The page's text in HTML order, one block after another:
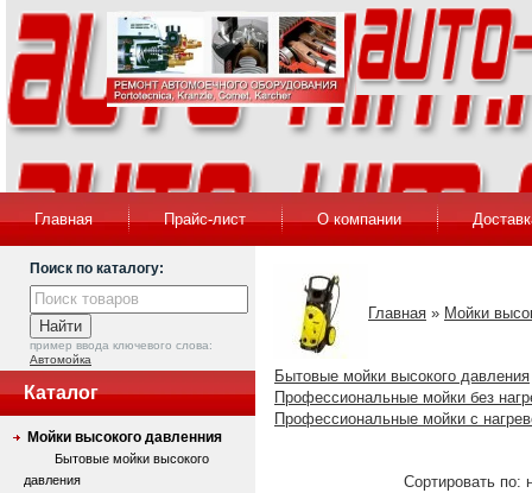
Главная Прайс-лист О компании
Поиск по каталогу:
пример ввода ключевого слова:
Автомойка
Каталог
Мойки высокого давленния
Бытовые мойки высокого
давления
Главная » Мойки
Бытовые мойки высокого давления
Профессиональные мойки без
Профессиональные мойки с
Сортировать по: